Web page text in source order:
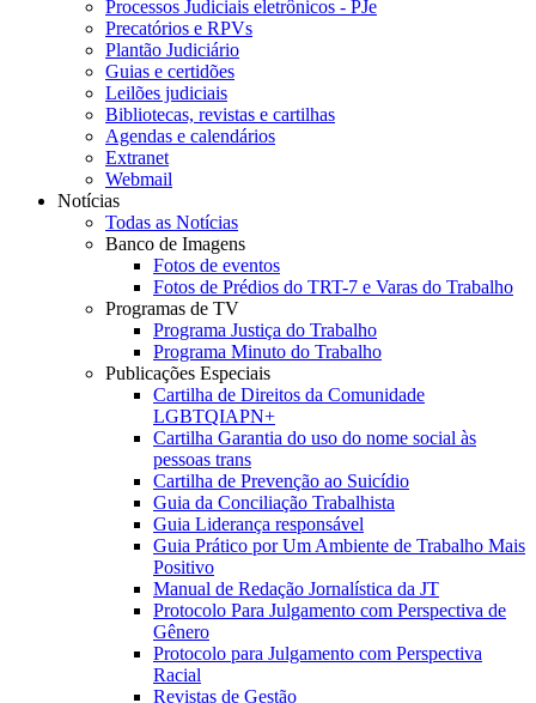
Processos Judiciais eletrônicos - PJe
Precatórios e RPVs
Plantão Judiciário
Guias e certidões
Leilões judiciais
Bibliotecas, revistas e cartilhas
Agendas e calendários
Extranet
Webmail
Notícias
Todas as Notícias
Banco de Imagens
Fotos de eventos
Fotos de Prédios do TRT-7 e Varas do Trabalho
Programas de TV
Programa Justiça do Trabalho
Programa Minuto do Trabalho
Publicações Especiais
Cartilha de Direitos da Comunidade
LGBTQIAPN+
Cartilha Garantia do uso do nome social às
pessoas trans
Cartilha de Prevenção ao Suicídio
Guia da Conciliação Trabalhista
Guia Liderança responsável
Guia Prático por Um Ambiente de Trabalho Mais
Positivo
Manual de Redação Jornalística da JT
Protocolo Para Julgamento com Perspectiva de
Gênero
Protocolo para Julgamento com Perspectiva
Racial
Revistas de Gestão